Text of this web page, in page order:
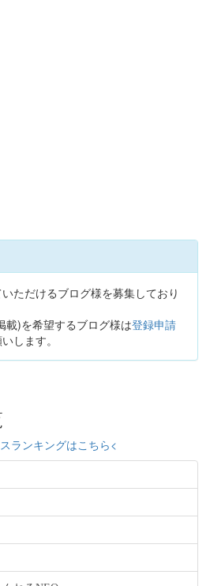
ただけるブログ様を募集しており
載)を希望するブログ様は登録申請
します。
ランキングはこちら<